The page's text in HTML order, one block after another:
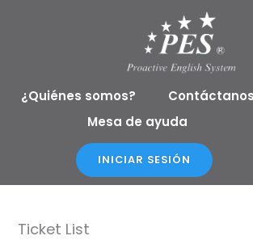
¿Quiénes somos?
Contáctanos
Mesa de ayuda
INICIAR SESIÓN
Ticket List